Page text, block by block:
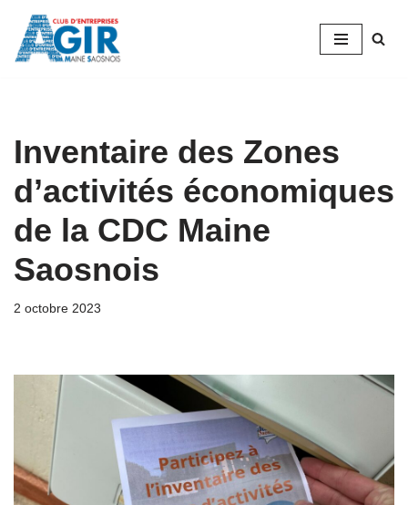
Aller
Inventaire des Zones
d’activités économiques
de la CDC Maine
Saosnois
2 octobre 2023